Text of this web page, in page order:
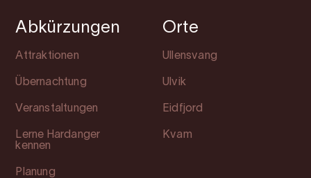
Abkürzungen
Attraktionen
Übernachtung
Veranstaltungen
Lerne Hardanger
kennen
Planung
Orte
Ullensvang
Ulvik
Eidfjord
Kvam